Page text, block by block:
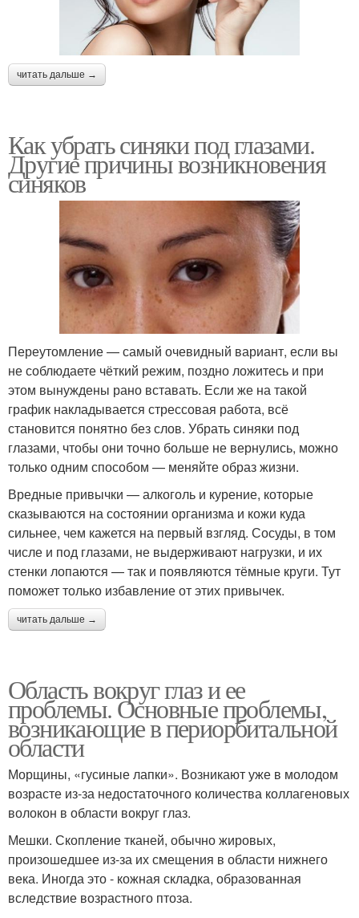
читать дальше →
Как убрать синяки под глазами.
Другие причины возникновения
синяков
Переутомление — самый очевидный вариант, если вы
не соблюдаете чёткий режим, поздно ложитесь и при
этом вынуждены рано вставать. Если же на такой
график накладывается стрессовая работа, всё
становится понятно без слов. Убрать синяки под
глазами, чтобы они точно больше не вернулись, можно
только одним способом — меняйте образ жизни.
Вредные привычки — алкоголь и курение, которые
сказываются на состоянии организма и кожи куда
сильнее, чем кажется на первый взгляд. Сосуды, в том
числе и под глазами, не выдерживают нагрузки, и их
стенки лопаются — так и появляются тёмные круги. Тут
поможет только избавление от этих привычек.
читать дальше →
Область вокруг глаз и ее
проблемы. Основные проблемы,
возникающие в периорбитальной
области
Морщины, «гусиные лапки». Возникают уже в молодом
возрасте из-за недостаточного количества коллагеновых
волокон в области вокруг глаз.
Мешки. Скопление тканей, обычно жировых,
произошедшее из-за их смещения в области нижнего
века. Иногда это - кожная складка, образованная
вследствие возрастного птоза.